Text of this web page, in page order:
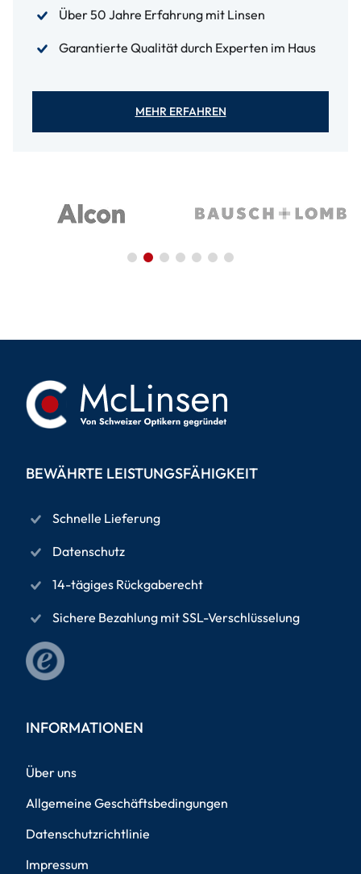
Über 50 Jahre Erfahrung mit Linsen
Garantierte Qualität durch Experten im Haus
MEHR ERFAHREN
BEWÄHRTE LEISTUNGSFÄHIGKEIT
Schnelle Lieferung
Datenschutz
14-tägiges Rückgaberecht
Sichere Bezahlung mit SSL-Verschlüsselung
INFORMATIONEN
Über uns
Allgemeine Geschäftsbedingungen
Datenschutzrichtlinie
Impressum